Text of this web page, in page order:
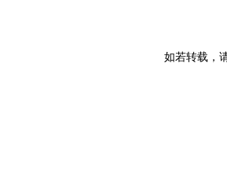
如若转载，